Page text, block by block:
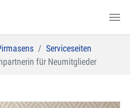
Serviceseiten
für Neumitglieder